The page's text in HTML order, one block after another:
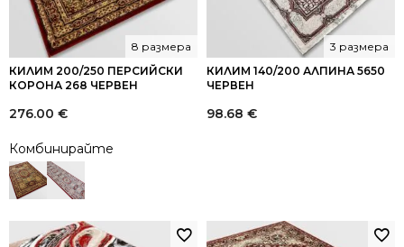
КИЛИМ 200/250 ПЕРСИЙСКИ
КОРОНА 268 ЧЕРВЕН
8 размера
276.00 €
Комбинирайте
КИЛИМ 140/200 АЛПИНА 5650
ЧЕРВЕН
3 размера
98.68 €